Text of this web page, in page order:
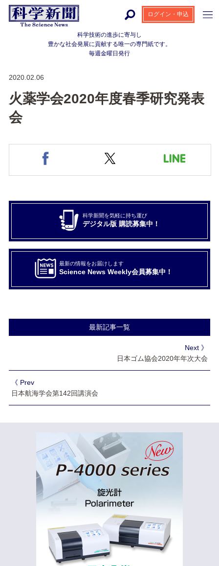
科学技術の進歩に寄与し
豊かな社会発展に貢献する唯一の専門紙です。
毎週金曜日発行
ログイン・申込
2020.02.06
火薬学会2020年度春季研究発表
会
科学新聞を気軽に持ち運び
デジタル版 購読募集中！
最新の情報をお届けします
Science News Weekly会員募集中！
最新記事一覧
Next 》
日本ゴム協会2020年年次大会
《 Prev
日本航海学会第142回講演会